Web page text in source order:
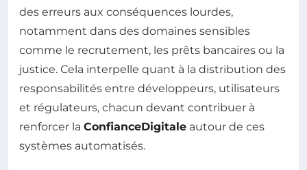
des erreurs aux conséquences lourdes,
notamment dans des domaines sensibles
comme le recrutement, les prêts bancaires ou la
justice. Cela interpelle quant à la distribution des
responsabilités entre développeurs, utilisateurs
et régulateurs, chacun devant contribuer à
renforcer la ConfianceDigitale autour de ces
systèmes automatisés.